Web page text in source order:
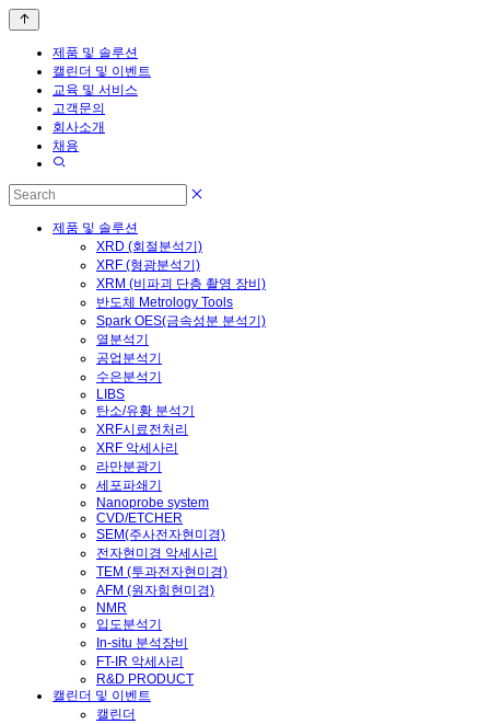
제품 및 솔루션
캘린더 및 이벤트
교육 및 서비스
고객문의
회사소개
채용
제품 및 솔루션
XRD (회절분석기)
XRF (형광분석기)
XRM (비파괴 단층 촬영 장비)
반도체 Metrology Tools
Spark OES(금속성분 분석기)
열분석기
공업분석기
수은분석기
LIBS
탄소/유황 분석기
XRF시료전처리
XRF 악세사리
라만분광기
세포파쇄기
Nanoprobe system
CVD/ETCHER
SEM(주사전자현미경)
전자현미경 악세사리
TEM (투과전자현미경)
AFM (원자힘현미경)
NMR
입도분석기
In-situ 분석장비
FT-IR 악세사리
R&D PRODUCT
캘린더 및 이벤트
캘린더